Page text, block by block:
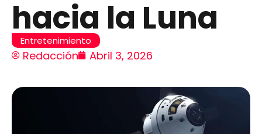
hacia la Luna
Entretenimiento
Redacción Abril 3, 2026